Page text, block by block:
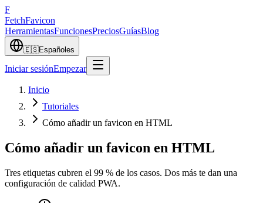
F
FetchFavicon
HerramientasFuncionesPreciosGuíasBlog
🇪🇸Español es
Iniciar sesiónEmpezar
Inicio
Tutoriales
Cómo añadir un favicon en HTML
Cómo añadir un favicon en HTML
Tres etiquetas cubren el 99 % de los casos. Dos más te dan una
configuración de calidad PWA.